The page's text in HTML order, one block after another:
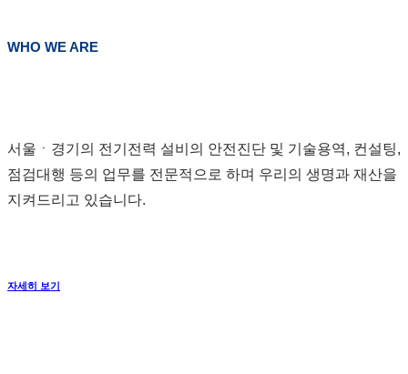
WHO WE ARE
서울ㆍ경기의 전기전력 설비의 안전진단 및 기술용역, 컨설팅,
점검대행 등의 업무를 전문적으로 하며 우리의 생명과 재산을
지켜드리고 있습니다.
자세히 보기